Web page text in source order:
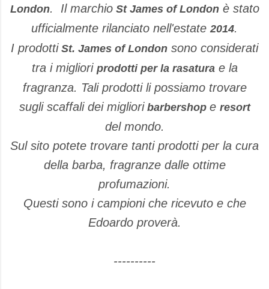
London. Il marchioSt James of Londonè stato
ufficialmente rilanciato nell'estate 2014.
I prodotti St. James of London sono considerati
tra i migliori prodotti per la rasaturae la
fragranza. Tali prodotti li possiamo trovare
sugli scaffali dei miglioribarbershop e resort
del mondo.
Sul sito potete trovare tanti prodotti per la cura
della barba, fragranze dalle ottime
profumazioni.
Questi sono i campioni che ricevuto e che
Edoardo proverà.
----------